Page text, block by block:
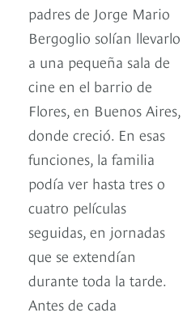
padres de Jorge Mario
Bergoglio solían llevarlo
a una pequeña sala de
cine en el barrio de
Flores, en Buenos Aires,
donde creció. En esas
funciones, la familia
podía ver hasta tres o
cuatro películas
seguidas, en jornadas
que se extendían
durante toda la tarde.
Antes de cada